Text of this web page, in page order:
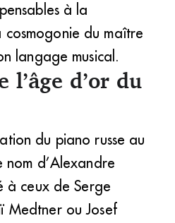
à la
cosmogonie du maître
langage musical.
l’âge d’or du
du piano russe au
nom d’Alexandre
à ceux de Serge
Medtner ou Josef